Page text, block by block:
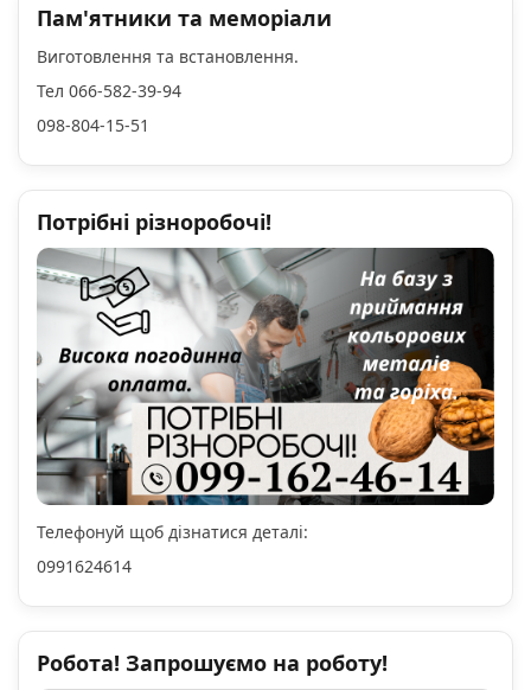
Пам'ятники та меморіали
Виготовлення та встановлення.
Тел 066-582-39-94
098-804-15-51
Потрібні різноробочі!
Телефонуй щоб дізнатися деталі:
0991624614
Робота! Запрошуємо на роботу!